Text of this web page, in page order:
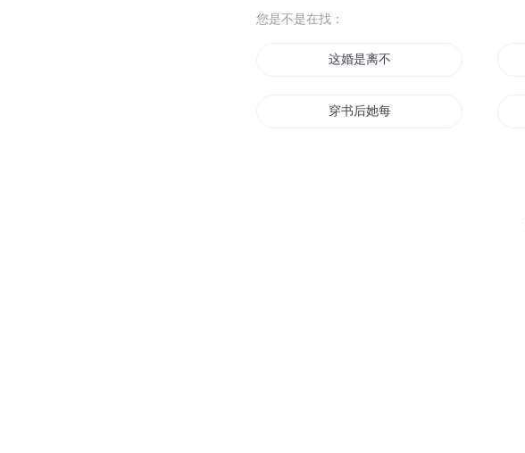
您是不是在找：
这婚是离不成了
穿书后她每天都想离婚